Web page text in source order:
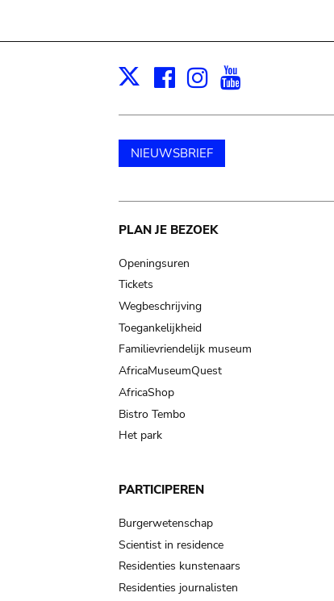
X Facebook
Instagram
NIEUWSBRIEF
Main
navigation
PLAN JE BEZOEK
Openingsuren
Tickets
Wegbeschrijving
Toegankelijkheid
Familievriendelijk museum
AfricaMuseumQuest
AfricaShop
Bistro Tembo
Het park
PARTICIPEREN
Burgerwetenschap
Scientist in residence
Residenties kunstenaars
Residenties journalisten